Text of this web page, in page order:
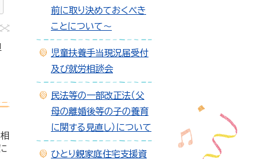
前に取り決めておくべき
ことについて～
児童扶養手当現況届受付
及び就労相談会
民法等の一部改正法（父
母の離婚後等の子の養育
に関する見直し）について
ひとり親家庭住宅支援資